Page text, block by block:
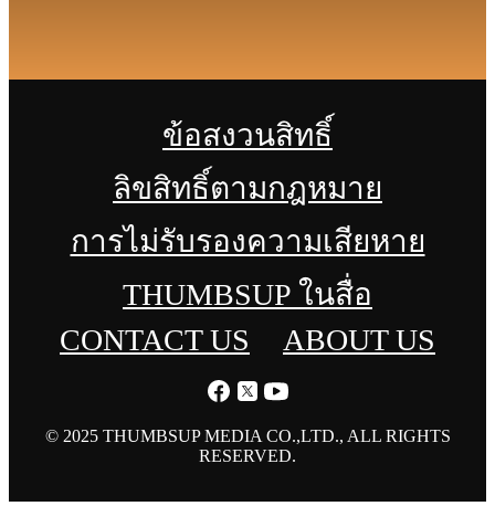
ข้อสงวนสิทธิ์
ลิขสิทธิ์ตามกฎหมาย
การไม่รับรองความเสียหาย
THUMBSUP ในสื่อ
CONTACT US
ABOUT US
© 2025 THUMBSUP MEDIA CO.,LTD., ALL RIGHTS
RESERVED.